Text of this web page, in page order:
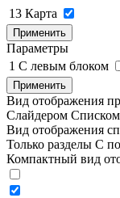
13 Карта
Применить
Параметры
1 C левым блоком
Применить
Вид отображения
Слайдером Списком
Вид отображения
Только разделы С
Компактный вид